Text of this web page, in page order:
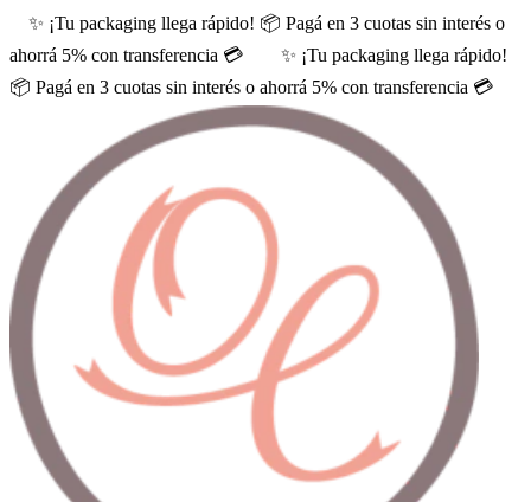
✨ ¡Tu packaging llega rápido! 📦 Pagá en 3 cuotas sin interés o
ahorrá 5% con transferencia 💳
✨ ¡Tu packaging llega rápido!
📦 Pagá en 3 cuotas sin interés o ahorrá 5% con transferencia 💳